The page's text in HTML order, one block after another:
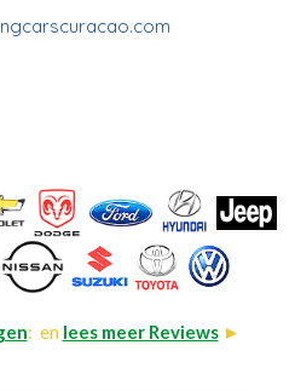
: en lees meer Reviews►